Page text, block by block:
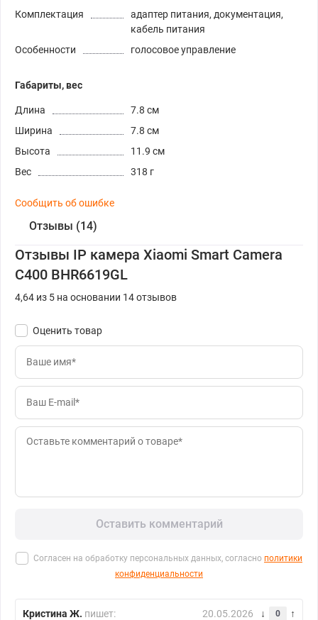
Комплектация
адаптер питания, документация,
кабель питания
Особенности
голосовое управление
Габариты, вес
Длина
7.8 см
Ширина
7.8 см
Высота
11.9 см
Вес
318 г
Сообщить об ошибке
Отзывы (14)
Отзывы IP камера Xiaomi Smart Camera
C400 BHR6619GL
4,64 из 5 на основании 14 отзывов
Оценить товар
Оставить комментарий
Согласен на обработку персональных данных, согласно политики
конфиденциальности
Кристина Ж. пишет: 20.05.2026 0